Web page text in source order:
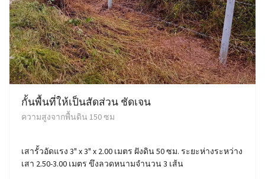
กั้นพื้นที่ให้เป็นสัดส่วน ชัดเจน
ความสูงจากพื้นดิน 150 ซม
เสารั้วอัดแรง 3" x 3" x 2.00 เมตร ฝังดิน 50 ซม. ระยะห่างระหว่าง
เสา 2.50-3.00 เมตร ขึงลวดหนามจำนวน 3 เส้น